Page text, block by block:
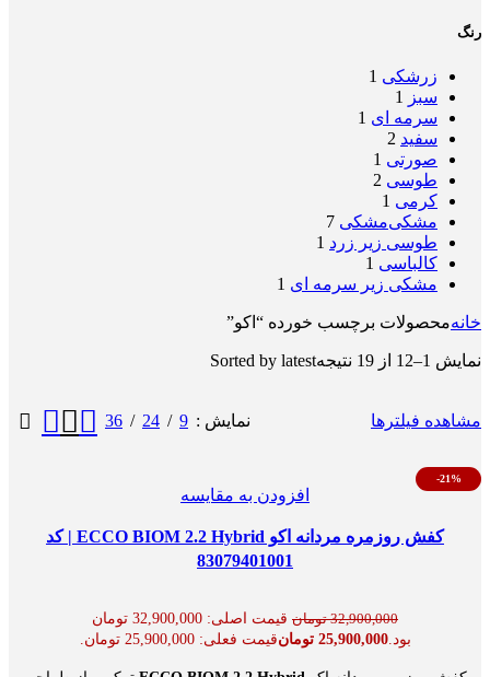
رنگ
زرشکی 1
سبز
1
سرمه ای 1
سفید 2
صورتی 1
طوسی 2
کرمی 1
مشکیمشکی 7
طوسی زیر زرد 1
کالباسی 1
مشکی زیر سرمه ای 1
خانهمحصولات برچسب خورده “اکو”
نمایش 1–12 از 19 نتیجه Sorted by latest
مشاهده فیلترها نمایش 9
24
36
-21%
افزودن به مقایسه
کفش روزمره مردانه اکو ECCO BIOM 2.2 Hybrid | کد
83079401001
32,900,000 تومان
قیمت اصلی: 32,900,000 تومان
بود.25,900,000 تومانقیمت فعلی: 25,900,000 تومان.